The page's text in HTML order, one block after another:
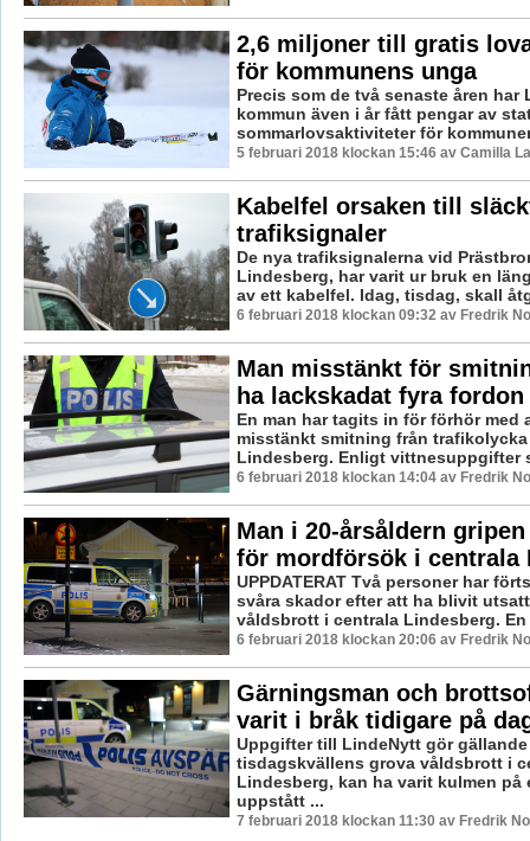
2,6 miljoner till gratis
för kommunens unga
Precis som de två senaste åren har
kommun även i år fått pengar av
sommarlovsaktiviteter för
5 februari 2018 klockan 15:46 av Camilla
Kabelfel orsaken till
trafiksignaler
De nya trafiksignalerna vid
Lindesberg, har varit ur bruk en
av ett kabelfel. Idag, tisdag, skall
6 februari 2018 klockan 09:32 av Fredrik
Man misstänkt för
ha lackskadat fyra fordon
En man har tagits in för förhör med
misstänkt smitning från
Lindesberg. Enligt vittnesuppgifter
6 februari 2018 klockan 14:04 av Fredrik
Man i 20-årsåldern
för mordförsök i centrala
UPPDATERAT Två personer har
svåra skador efter att ha blivit
våldsbrott i centrala Lindesberg. En
6 februari 2018 klockan 20:06 av Fredrik
Gärningsman och
varit i bråk tidigare på
Uppgifter till LindeNytt gör
tisdagskvällens grova våldsbrott i
Lindesberg, kan ha varit kulmen på
uppstått ...
7 februari 2018 klockan 11:30 av Fredrik